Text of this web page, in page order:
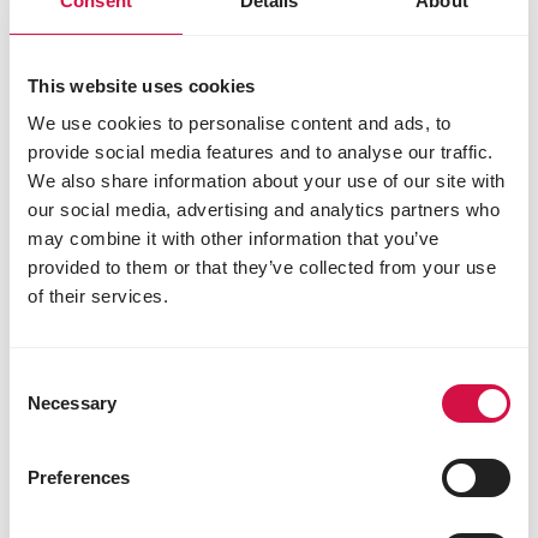
This website uses cookies
We use cookies to personalise content and ads, to
provide social media features and to analyse our traffic.
We also share information about your use of our site with
our social media, advertising and analytics partners who
may combine it with other information that you’ve
provided to them or that they’ve collected from your use
of their services.
Selection
Necessary
Preferences
Les anthocyanes protègent
importants pour la protection musculaire. Une
for Plant & Food Research’ a démontré que ces
composés protègent les cellules musculaires